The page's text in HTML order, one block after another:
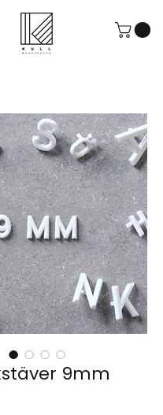
9mm